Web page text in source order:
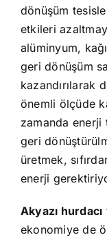
dönüşüm
etkileri
alüminyum,
geri dönüşüm
kazandırılarak
önemli ölçüde
zamanda enerji
geri
üretmek,
enerji
Akyazı hurdacı
ekonomiye de